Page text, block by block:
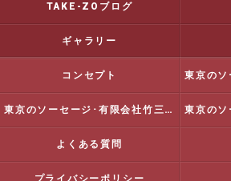
TAKE-ZOブログ
ギャラリー
コンセプト
東京のソーセージ･有限会社竹三商店の評判
よくある質問
プライバシーポリシー